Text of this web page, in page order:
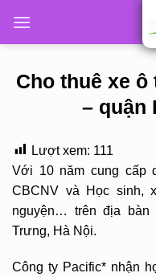
Cho thuê xe
– quận
Lượt xem: 111
Với 10 năm cung cấp
CBCNV và Học sinh,
nguyện… trên địa
Trưng, Hà Nội.
Công ty Pacific* nhận